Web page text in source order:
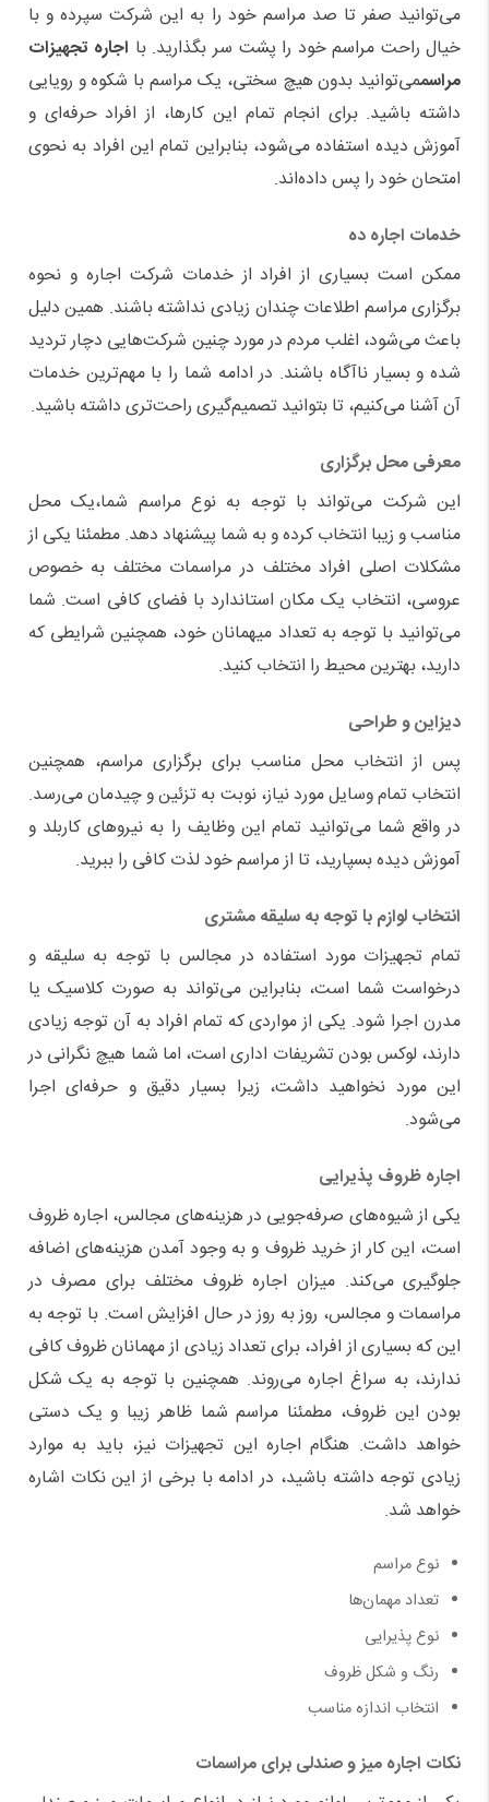
میتوانید صفر تا صد مراسم خود را به این شرکت سپرده و با
خیال راحت مراسم خود را پشت سر بگذارید. با اجاره تجهیزات
مراسممیتوانید بدون هیچ سختی، یک مراسم با شکوه و رویایی
داشته باشید. برای انجام تمام این کارها، از افراد حرفهای و
آموزش دیده استفاده میشود، بنابراین تمام این افراد به نحوی
امتحان خود را پس دادهاند.
خدمات اجاره ده
ممکن است بسیاری از افراد از خدمات شرکت اجاره و نحوه
برگزاری مراسم اطلاعات چندان زیادی نداشته باشند. همین دلیل
باعث میشود، اغلب مردم در مورد چنین شرکتهایی دچار تردید
شده و بسیار ناآگاه باشند. در ادامه شما را با مهمترین خدمات
آن آشنا میکنیم، تا بتوانید تصمیمگیری راحتتری داشته باشید.
معرفی محل برگزاری
این شرکت میتواند با توجه به نوع مراسم شما،یک محل
مناسب و زیبا انتخاب کرده و به شما پیشنهاد دهد. مطمئنا یکی از
مشکلات اصلی افراد مختلف در مراسمات مختلف به خصوص
عروسی، انتخاب یک مکان استاندارد با فضای کافی است. شما
میتوانید با توجه به تعداد میهمانان خود، همچنین شرایطی که
دارید، بهترین محیط را انتخاب کنید.
دیزاین و طراحی
پس از انتخاب محل مناسب برای برگزاری مراسم، همچنین
انتخاب تمام وسایل مورد نیاز، نوبت به تزئین و چیدمان میرسد.
در واقع شما میتوانید تمام این وظایف را به نیروهای کاربلد و
آموزش دیده بسپارید، تا از مراسم خود لذت کافی را ببرید.
انتخاب لوازم با توجه به سلیقه مشتری
تمام تجهیزات مورد استفاده در مجالس با توجه به سلیقه و
درخواست شما است، بنابراین میتواند به صورت کلاسیک یا
مدرن اجرا شود. یکی از مواردی که تمام افراد به آن توجه زیادی
دارند، لوکس بودن تشریفات اداری است، اما شما هیچ نگرانی در
این مورد نخواهید داشت، زیرا بسیار دقیق و حرفهای اجرا
میشود.
اجاره ظروف پذیرایی
یکی از شیوههای صرفهجویی در هزینههای مجالس، اجاره ظروف
است، این کار از خرید ظروف و به وجود آمدن هزینههای اضافه
جلوگیری میکند. میزان اجاره ظروف مختلف برای مصرف در
مراسمات و مجالس، روز به روز در حال افزایش است. با توجه به
این که بسیاری از افراد، برای تعداد زیادی از مهمانان ظروف کافی
ندارند، به سراغ اجاره میروند. همچنین با توجه به یک شکل
بودن این ظروف، مطمئنا مراسم شما ظاهر زیبا و یک دستی
خواهد داشت. هنگام اجاره این تجهیزات نیز، باید به موارد
زیادی توجه داشته باشید، در ادامه با برخی از این نکات اشاره
خواهد شد.
نوع مراسم
تعداد مهمانها
نوع پذیرایی
رنگ و شکل ظروف
انتخاب اندازه مناسب
نکات اجاره میز و صندلی برای مراسمات